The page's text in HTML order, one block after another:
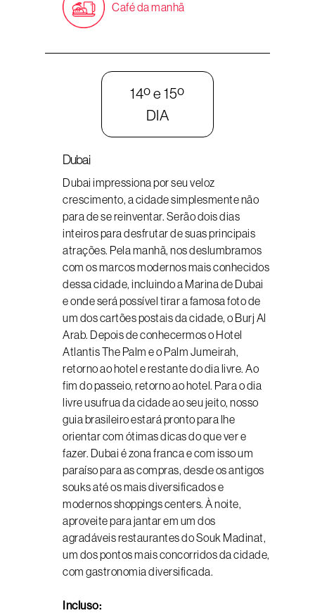
Café da manhã
14º e 15º
DIA
Dubai
Dubai impressiona por seu veloz
crescimento, a cidade simplesmente não
para de se reinventar. Serão dois dias
inteiros para desfrutar de suas principais
atrações. Pela manhã, nos deslumbramos
com os marcos modernos mais conhecidos
dessa cidade, incluindo a Marina de Dubai
e onde será possível tirar a famosa foto de
um dos cartões postais da cidade, o Burj Al
Arab. Depois de conhecermos o Hotel
Atlantis The Palm e o Palm Jumeirah,
retorno ao hotel e restante do dia livre. Ao
fim do passeio, retorno ao hotel. Para o dia
livre usufrua da cidade ao seu jeito, nosso
guia brasileiro estará pronto para lhe
orientar com ótimas dicas do que ver e
fazer. Dubai é zona franca e com isso um
paraíso para as compras, desde os antigos
souks até os mais diversificados e
modernos shoppings centers. À noite,
aproveite para jantar em um dos
agradáveis restaurantes do Souk Madinat,
um dos pontos mais concorridos da cidade,
com gastronomia diversificada.
Incluso: